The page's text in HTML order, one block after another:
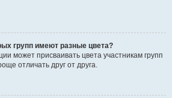
групп имеют разные цвета?
может присваивать цвета участникам групп
отличать друг от друга.